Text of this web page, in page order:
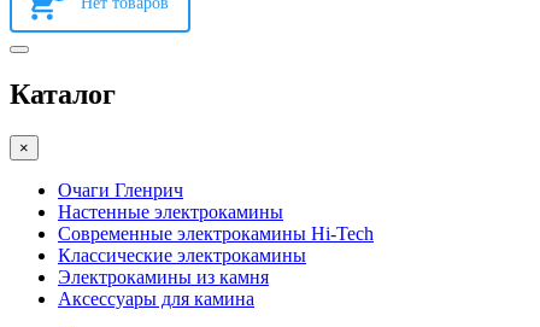
Каталог
×
Очаги Гленрич
Настенные электрокамины
Современные электрокамины Hi-Tech
Классические электрокамины
Электрокамины из камня
Аксессуары для камина